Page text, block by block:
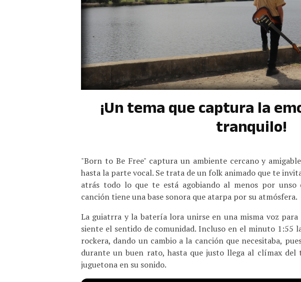
¡Un tema que captura la
tranquilo!
"Born to Be Free" captura un ambiente cercano y
hasta la parte vocal. Se trata de un folk animado que te
atrás todo lo que te está agobiando al menos por unso
canción tiene una base sonora que atarpa por su atmósfera.
La guiatrra y la batería lora unirse en una misma voz
siente el sentido de comunidad. Incluso en el minuto 1:55
rockera, dando un cambio a la canción que necesitaba,
durante un buen rato, hasta que justo llega al clímax del
juguetona en su sonido.